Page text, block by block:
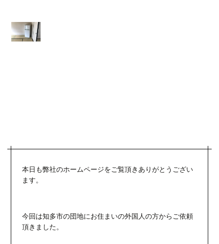
本日も弊社のホームページをご覧頂きありがとうござい
ます。
今回は知多市の団地にお住まいの外国人の方からご依頼
頂きました。